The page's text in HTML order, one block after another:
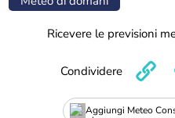
Ricevere le previsioni
Aggiungi Meteo
Condividere